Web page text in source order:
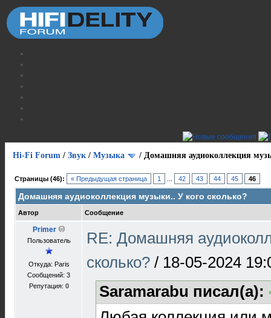
Hi-Fi Forum / Звук / Музыка / Домашняя аудиоколлекция
Страницы (46): « Предыдущая страница 1 42 43 44 45 46
Домашняя аудиоколлекция музыки.. У кого сколько?
Автор Сообщение
Primer
Пользователь
Откуда: Paris
Сообщений: 3
Репутация: 0
RE: Домашняя
сколько? / 18-05-2024
Saramarabu писал(а):